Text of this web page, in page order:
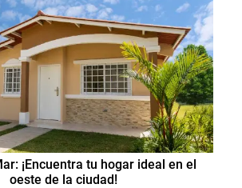
¡Encuentra tu hogar ideal en el
oeste de la ciudad!